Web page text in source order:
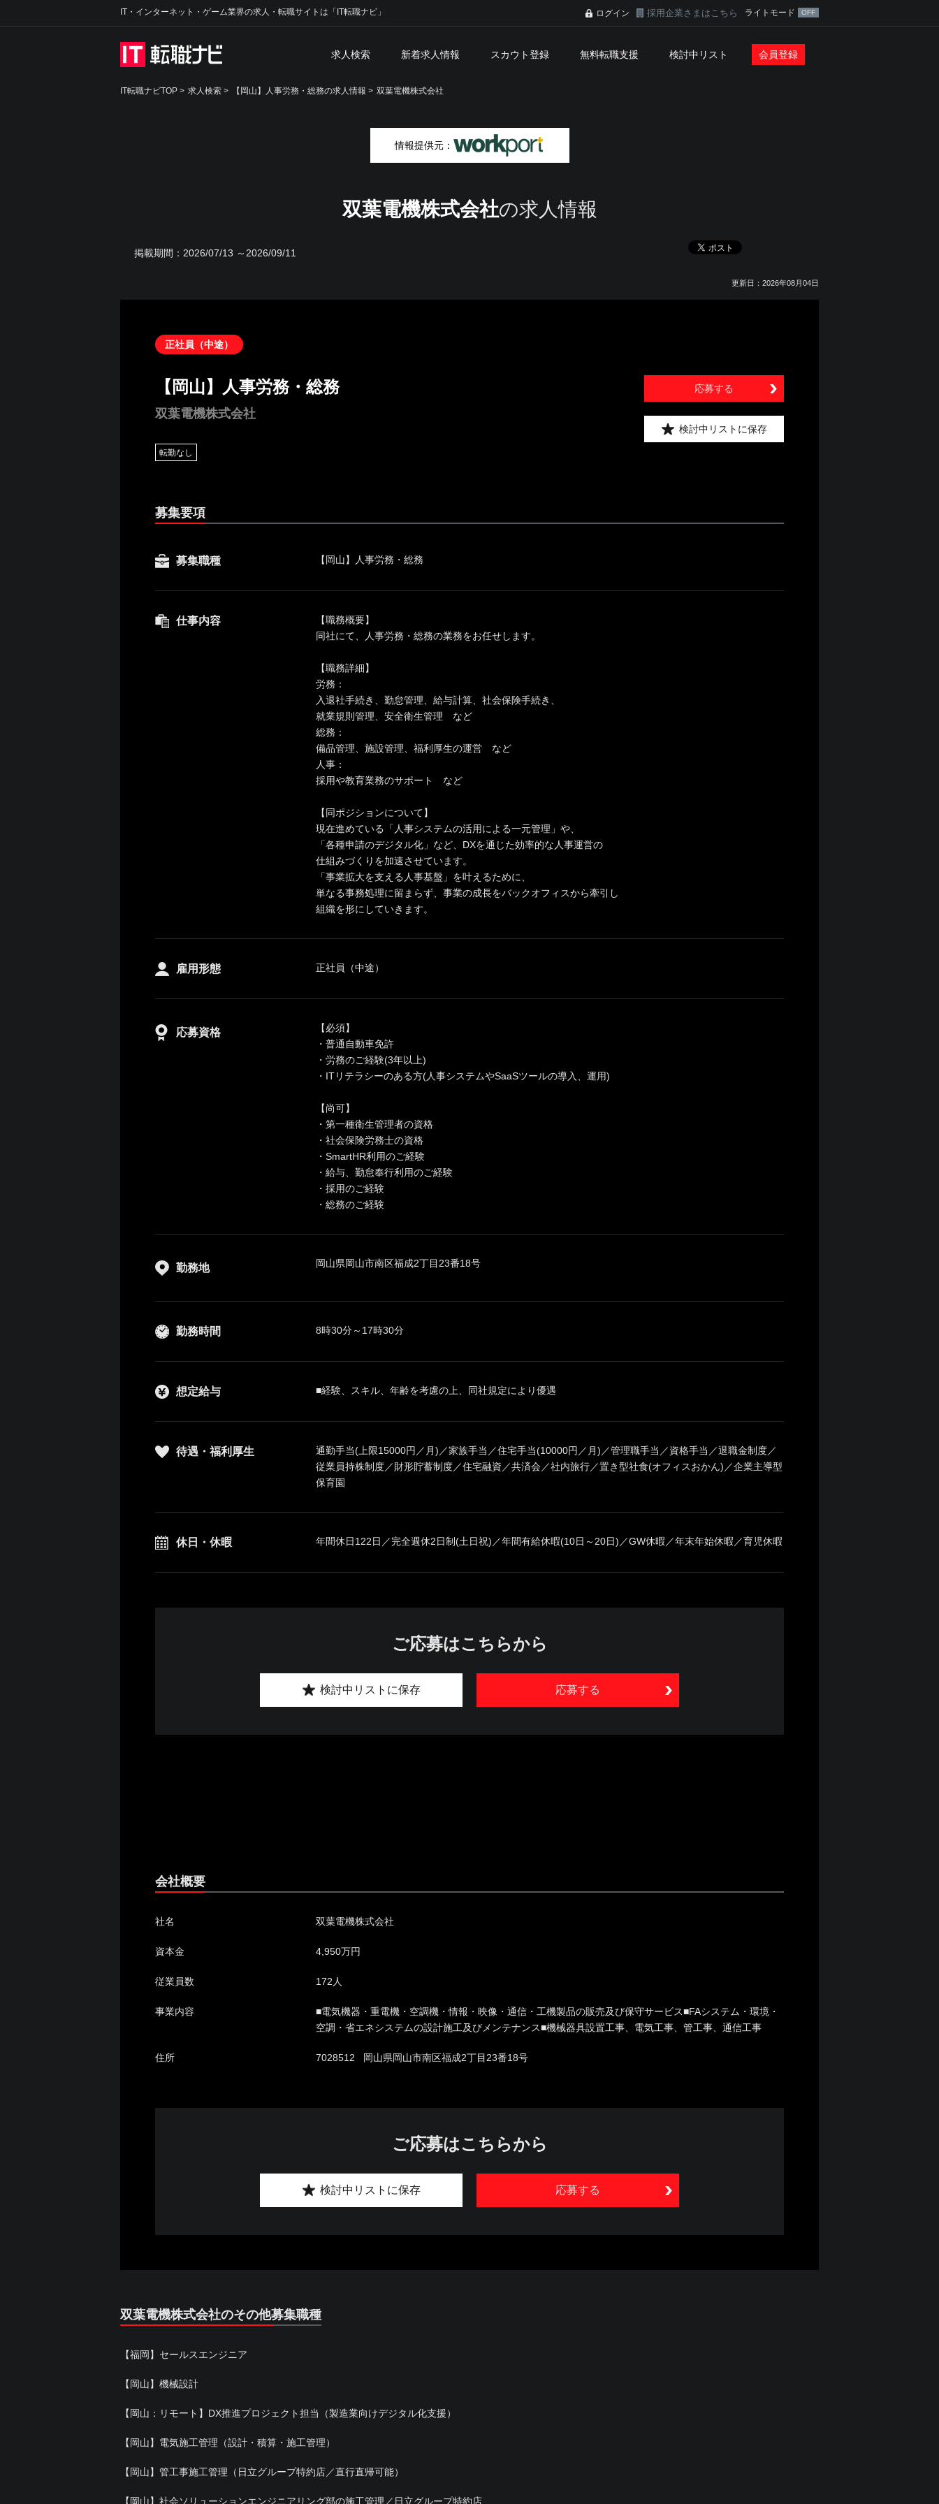
IT・インターネット・ゲーム業界の求人・転職サイトは「IT転職ナビ」 ログイン 採用企業さまはこちら ライトモード
求人検索 新着求人情報 スカウト登録 無料転職支援 検討中リスト 会員登録
IT転職ナビTOP > 求人検索 > 【岡山】人事労務・総務の求人情報 > 双葉電機株式会社
情報提供元：
双葉電機株式会社の求人情報
掲載期間： 2026/07/13 ～2026/09/11
更新日：2026年08月04日
正社員（中途）
【岡山】人事労務・総務
双葉電機株式会社
転勤なし
応募する
検討中リストに保存
募集要項
募集職種 【岡山】人事労務・総務
仕事内容
【職務概要】
同社にて、人事労務・総務の業務をお任せします。
【職務詳細】
労務：
入退社手続き、勤怠管理、給与計算、社会保険手続き、
就業規則管理、安全衛生管理 など
総務：
備品管理、施設管理、福利厚生の運営 など
人事：
採用や教育業務のサポート など
【同ポジションについて】
現在進めている「人事システムの活用による一元管理」や、
「各種申請のデジタル化」など、DXを通じた効率的な人事運営の
仕組みづくりを加速させています。
「事業拡大を支える人事基盤」を叶えるために、
単なる事務処理に留まらず、事業の成長をバックオフィスから牽引し
組織を形にしていきます。
雇用形態 正社員（中途）
応募資格
【必須】
・普通自動車免許
・労務のご経験(3年以上)
・ITリテラシーのある方(人事システムやSaaSツールの導入、運用)
【尚可】
・第一種衛生管理者の資格
・社会保険労務士の資格
・SmartHR利用のご経験
・給与、勤怠奉行利用のご経験
・採用のご経験
・総務のご経験
勤務地 岡山県岡山市南区福成2丁目23番18号
勤務時間 8時30分～17時30分
想定給与 ■経験、スキル、年齢を考慮の上、同社規定により優遇
待遇・福利厚生
通勤手当(上限15000円／月)／家族手当／住宅手当(10000円／月)／管理職手当／資格手当／退職金制度／
従業員持株制度／財形貯蓄制度／住宅融資／共済会／社内旅行／置き型社食(オフィスおかん)／企業主導型
保育園
休日・休暇 年間休日122日／完全週休2日制(土日祝)／年間有給休暇(10日～20日)／GW休暇／年末年始休暇／育児休暇
ご応募はこちらから
応募する
検討中リストに保存
会社概要
社名 双葉電機株式会社
資本金 4,950万円
従業員数 172人
事業内容
■電気機器・重電機・空調機・情報・映像・通信・工機製品の販売及び保守サービス■FAシステム・環境・
空調・省エネシステムの設計施工及びメンテナンス■機械器具設置工事、電気工事、管工事、通信工事
住所 7028512 岡山県岡山市南区福成2丁目23番18号
ご応募はこちらから
応募する
検討中リストに保存
双葉電機株式会社のその他募集職種
【福岡】セールスエンジニア
【岡山】機械設計
【岡山：リモート】DX推進プロジェクト担当（製造業向けデジタル化支援）
【岡山】電気施工管理（設計・積算・施工管理）
【岡山】管工事施工管理（日立グループ特約店／直行直帰可能）
【岡山】社会ソリューションエンジニアリング部の施工管理／日立グループ特約店